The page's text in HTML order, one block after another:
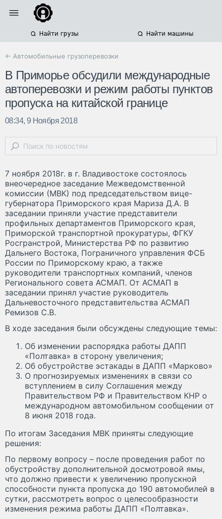
Найти грузы Найти машины
← Автомобильные грузоперевозки
В Приморье обсудили международные
автоперевозки и режим работы пунктов
пропуска на китайской границе
08:34, 9 Ноября 2018
7 ноября 2018г. в г. Владивостоке состоялось
внеочередное заседание Межведомственной
комиссии (МВК) под председательством вице-
губернатора Приморского края Мариза Д.А. В
заседании приняли участие представители
профильных департаментов Приморского края,
Приморской транспортной прокуратуры, ФГКУ
Росгранстрой, Министерства РФ по развитию
Дальнего Востока, Пограничного управления ФСБ
России по Приморскому краю, а также
руководители транспортных компаний, членов
Регионального совета АСМАП. От АСМАП в
заседании принял участие руководитель
Дальневосточного представительства АСМАП
Ремизов С.В.
В ходе заседания были обсуждены следующие темы:
Об изменении распорядка работы ДАПП
«Полтавка» в сторону увеличения;
Об обустройстве эстакады в ДАПП «Марково»
О прогнозируемых изменениях в связи со
вступлением в силу Соглашения между
Правительством РФ и Правительством КНР о
международном автомобильном сообщении от
8 июня 2018 года.
По итогам Заседания МВК приняты следующие
решения:
По первому вопросу – после проведения работ по
обустройству дополнительной досмотровой ямы,
что должно привести к увеличению пропускной
способности пункта пропуска до 190 автомобилей в
сутки, рассмотреть вопрос о целесообразности
изменения режима работы ДАПП «Полтавка».